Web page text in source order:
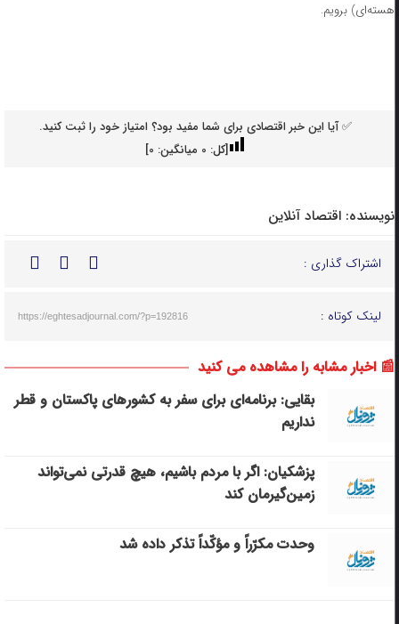
هسته‌ای) برویم.
✅ آیا این خبر اقتصادی برای شما مفید بود؟ امتیاز خود را ثبت کنید.
[کل: 0میانگین: 0
]
نویسنده: اقتصاد آنلاین
اشتراک گذاری :
لینک کوتاه : https://eghtesadjournal.com/?p=192816
📰 اخبار مشابه را مشاهده می کنید
بقایی: برنامه‌ای برای سفر به کشورهای پاکستان و قطر
نداریم
پزشکیان: اگر با مردم باشیم، هیچ قدرتی نمی‌تواند
زمین‌گیرمان کند
وحدت مکرّراً و مؤکّداً تذکر داده شد